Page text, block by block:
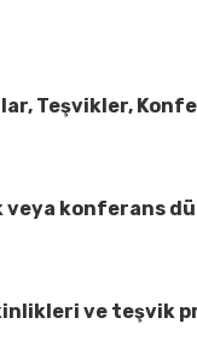
Teşvikler,
konferans
ve teşvik